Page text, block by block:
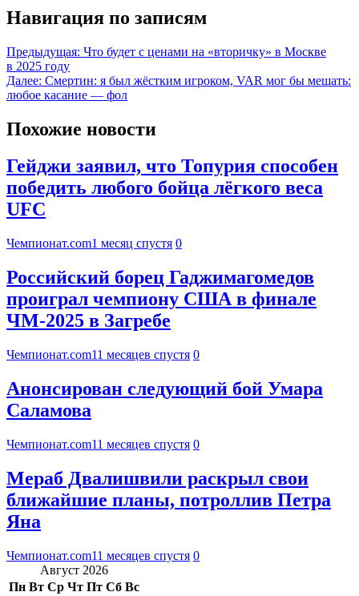
Навигация по записям
Предыдущая: Что будет с ценами на «вторичку» в Москве
в 2025 году
Далее: Смертин: я был жёстким игроком, VAR мог бы мешать:
любое касание — фол
Похожие новости
Гейджи заявил, что Топурия способен
победить любого бойца лёгкого веса
UFC
Чемпионат.com1 месяц спустя 0
Российский борец Гаджимагомедов
проиграл чемпиону США в финале
ЧМ-2025 в Загребе
Чемпионат.com11 месяцев спустя 0
Анонсирован следующий бой Умара
Саламова
Чемпионат.com11 месяцев спустя 0
Мераб Двалишвили раскрыл свои
ближайшие планы, потроллив Петра
Яна
Чемпионат.com11 месяцев спустя 0
Август 2026
Пн Вт Ср Чт Пт Сб Вс